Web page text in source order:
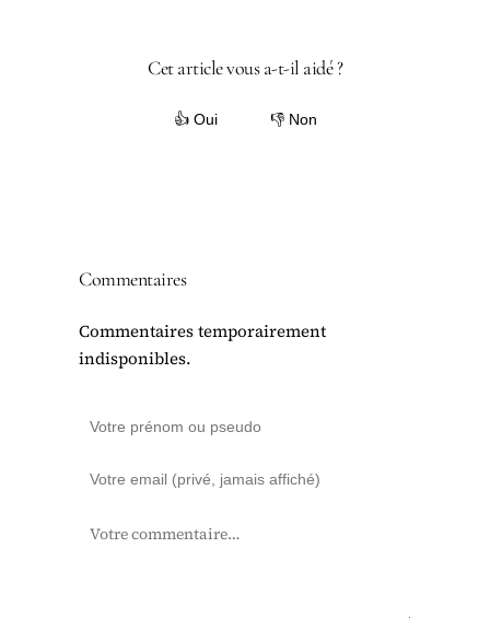
Cet article vous a-t-il aidé ?
👍 Oui 👎 Non
Commentaires
Commentaires temporairement
indisponibles.